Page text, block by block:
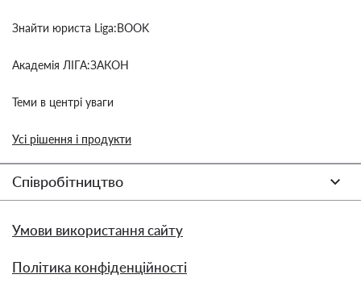
Знайти юриста Liga:BOOK
Академія ЛІГА:ЗАКОН
Теми в центрі уваги
Усі рішення і продукти
Співробітництво
Умови використання сайту
Політика конфіденційності